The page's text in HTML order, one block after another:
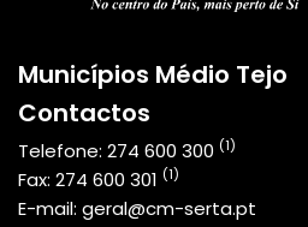
Municípios Médio Tejo
Contactos
Telefone: 274 600 300 (1)
Fax: 274 600 301 (1)
E-mail: geral@cm-serta.pt